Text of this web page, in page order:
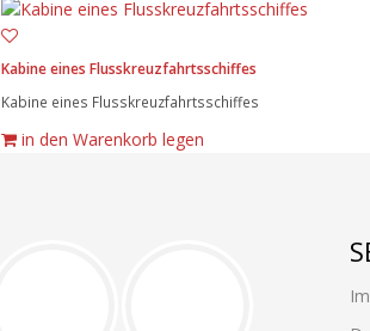
Kabine eines Flusskreuzfahrtsschiffes
Kabine eines Flusskreuzfahrtsschiffes
in den Warenkorb legen